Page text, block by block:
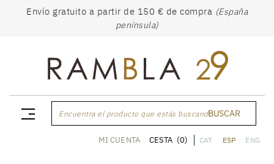
Envío gratuito a partir de 150 € de compra (España
península)
Encuentra el producto que estás buscando...BUSCAR
CAT ESP ENG
MI CUENTA CESTA (0)